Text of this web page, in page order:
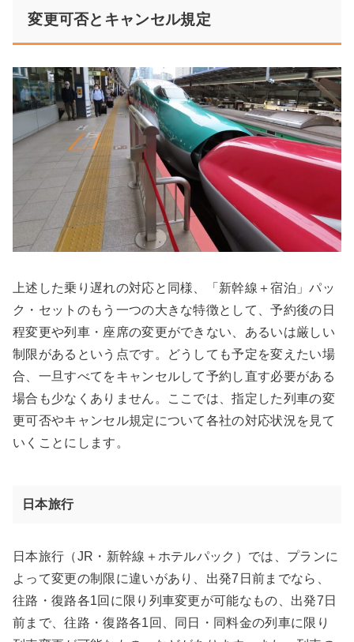
変更可否とキャンセル規定
上述した乗り遅れの対応と同様、「新幹線＋宿泊」パッ
ク・セットのもう一つの大きな特徴として、予約後の日
程変更や列車・座席の変更ができない、あるいは厳しい
制限があるという点です。どうしても予定を変えたい場
合、一旦すべてをキャンセルして予約し直す必要がある
場合も少なくありません。ここでは、指定した列車の変
更可否やキャンセル規定について各社の対応状況を見て
いくことにします。
日本旅行
日本旅行（JR・新幹線＋ホテルパック）では、プランに
よって変更の制限に違いがあり、出発7日前までなら、
往路・復路各1回に限り列車変更が可能なもの、出発7日
前まで、往路・復路各1回、同日・同料金の列車に限り